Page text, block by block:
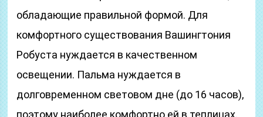
обладающие правильной формой. Для
комфортного существования Вашингтония
Робуста нуждается в качественном
освещении. Пальма нуждается в
долговременном световом дне (до 16 часов),
поэтому наиболее комфортно ей в теплицах.